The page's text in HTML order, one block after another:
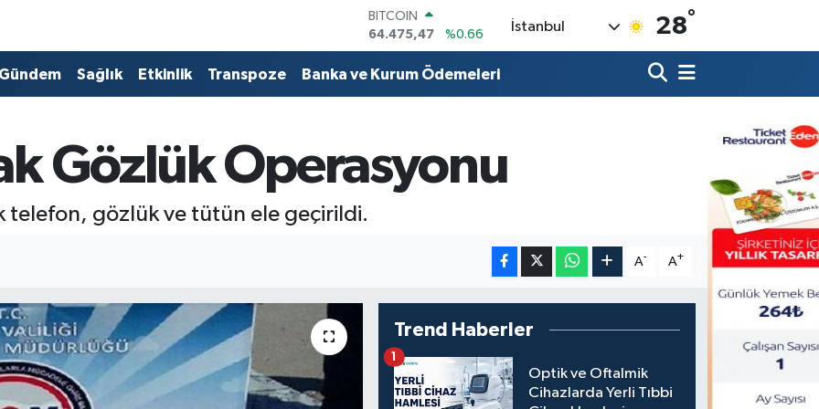
BITCOIN
64.475,47
%0.66
DOLAR
47,5971
%0.05
GRAM ALTIN
6518.23
%0.39
İstanbul 28°
Sağlık Etkinlik Transpoze Banka ve Kurum Ödemeleri
Gözlük Operasyonu
telefon, gözlük ve tütün ele geçirildi.
A- A+
Trend Haberler
Optik ve Oftalmik
Cihazlarda Yerli Tıbbi
1